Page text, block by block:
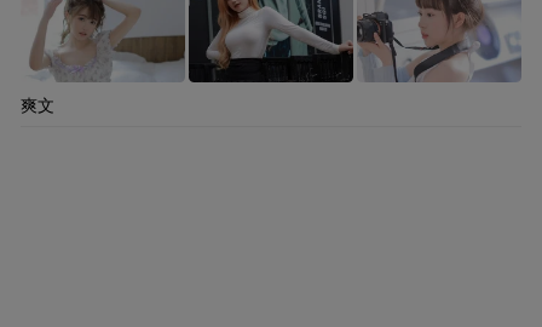
爽文